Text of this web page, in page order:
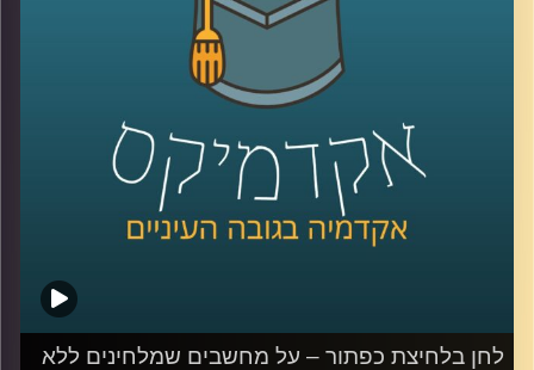
לשיחה על היצג צה"ל בקולנוע ובסדרות –
לשיחה על הצבא והצבאיות בישראל –לחצו כאן
קרדיט תמונות:AudioVersity
לחן בלחיצת כפתור – על מחשבים שמלחינים ללא